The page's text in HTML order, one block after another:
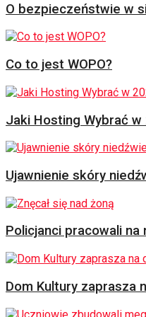
O bezpieczeństwie w
Co to jest WOPO?
Jaki Hosting Wybrać w
Ujawnienie skóry
Policjanci pracowali
Dom Kultury zaprasza